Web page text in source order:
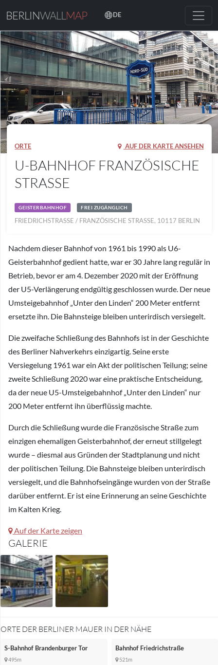
BERLINWALL MAP DE
ORTE AUF DER KARTE ANSEHEN
U-BAHNHOF FRANZÖSISCHE
STRASSE
GEISTERBAHNHOF FREI ZUGÄNGLICH
FRIEDRICHSTRASSE / FRANZÖSISCHE STRASSE, 10117 BERLIN
Nachdem dieser Bahnhof von 1961 bis 1990 als U6-
Geisterbahnhof gedient hatte, war er 30 Jahre lang regulär in
Betrieb, bevor er am 4. Dezember 2020 mit der Eröffnung
der U5-Verlängerung endgültig geschlossen wurde. Der neue
Umsteigebahnhof „Unter den Linden“ 200 Meter entfernt
ersetzte ihn. Die Bahnsteige bleiben unterirdisch versiegelt.
Die zweifache Schließung des Bahnhofs ist in der Geschichte
des Berliner Nahverkehrs einzigartig. Seine erste
Versiegelung 1961 war ein Akt der politischen Teilung; seine
zweite Schließung 2020 war eine praktische Entscheidung,
da der neue U5-Umsteigebahnhof „Unter den Linden“ nur
200 Meter entfernt ihn überflüssig machte.
Durch die Schließung wurde die Französische Straße zum
einzigen ehemaligen Geisterbahnhof, der erneut stillgelegt
wurde – diesmal aus Gründen der Stadtplanung und nicht
der politischen Teilung. Die Bahnsteige bleiben unterirdisch
versiegelt, und die Bahnhofseingänge wurden von der Straße
darüber entfernt. Er ist eine Erinnerung an seine Geschichte
im Kalten Krieg.
Auf der Karte zeigen
GALERIE
ORTE DER BERLINER MAUER IN DER NÄHE
S-Bahnhof Brandenburger Tor
495m
Bahnhof Friedrichstraße
521m